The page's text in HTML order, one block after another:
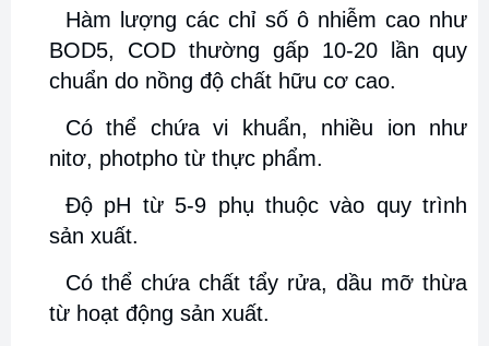
Hàm lượng các chỉ số ô nhiễm cao như
BOD5, COD thường gấp 10-20 lần quy
chuẩn do nồng độ chất hữu cơ cao.
Có thể chứa vi khuẩn, nhiều ion như
nitơ, photpho từ thực phẩm.
Độ pH từ 5-9 phụ thuộc vào quy trình
sản xuất.
Có thể chứa chất tẩy rửa, dầu mỡ thừa
từ hoạt động sản xuất.